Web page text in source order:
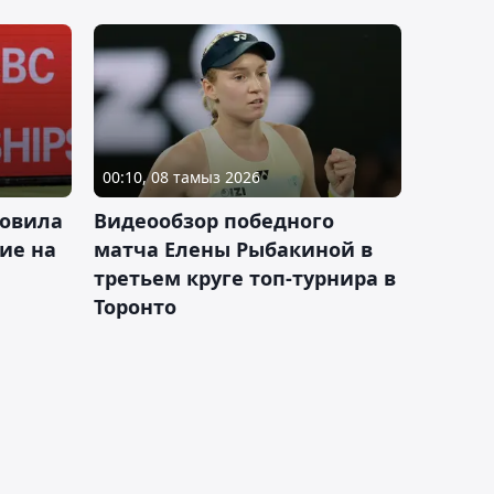
на
00:10, 08 тамыз 2026
Видеообзор победного
матча Елены Рыбакиной в
третьем круге топ-турнира в
Торонто